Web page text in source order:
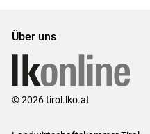
Über uns
© 2026 tirol.lko.at